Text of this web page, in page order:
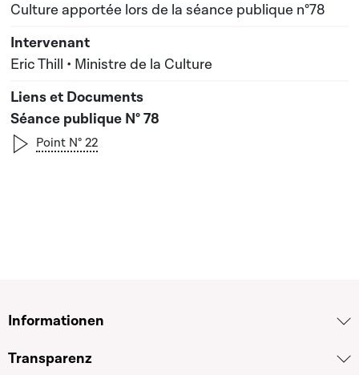
Culture apportée lors de la séance publique n°78
Eric Thill • Ministre de la Culture
Séance publique N° 78
Point N° 22
Informationen
Transparenz